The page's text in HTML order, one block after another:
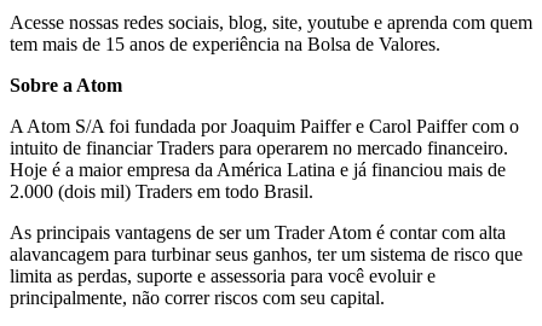
Acesse nossas redes sociais, blog, site, youtube e aprenda com quem
tem mais de 15 anos de experiência na Bolsa de Valores.
Sobre a Atom
A Atom S/A foi fundada por Joaquim Paiffer e Carol Paiffer com o
intuito de financiar Traders para operarem no mercado financeiro.
Hoje é a maior empresa da América Latina e já financiou mais de
2.000 (dois mil) Traders em todo Brasil.
As principais vantagens de ser um Trader Atom é contar com alta
alavancagem para turbinar seus ganhos, ter um sistema de risco que
limita as perdas, suporte e assessoria para você evoluir e
principalmente, não correr riscos com seu capital.